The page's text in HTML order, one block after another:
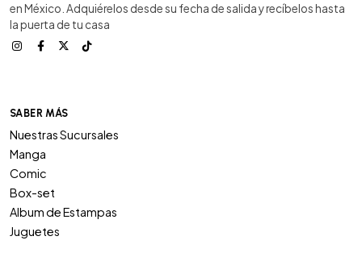
en México. Adquiérelos desde su fecha de salida y recíbelos hasta
la puerta de tu casa
SABER MÁS
Nuestras Sucursales
Manga
Comic
Box-set
Album de Estampas
Juguetes